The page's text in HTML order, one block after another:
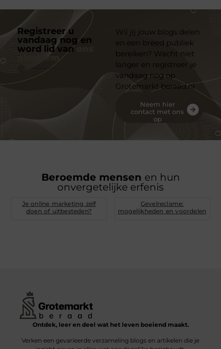
Registreer u
vandaag nog en
word lid van
platform
Wil jij jouw blogs delen
en een breed publiek
bereiken? Wacht niet
langer en registreer je
vandaag nog op
Grotemarkt beraad.nl
Neem hier
contact met ons
op
Beroemde mensen en hun
onvergetelijke erfenis
Je online marketing zelf
doen of uitbesteden?
Gevelreclame:
mogelijkheden en voordelen
Ontdek, leer en deel wat het leven boeiend maakt.
Verken een gevarieerde verzameling blogs en artikelen die je